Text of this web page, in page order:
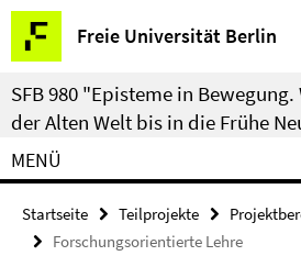
Springe
direkt
zu
Inhalt
Freie Universität Berlin
Service-
Navigation
SFB 980 "Episteme in
der Alten Welt bis in die Frühe
MENÜ
Startseite Teilprojekte
Forschungsorientierte Lehre